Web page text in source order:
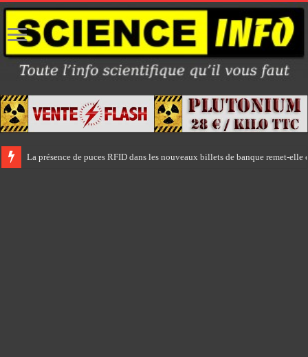
La présence de puces RFID dans les nouveaux billets de banque remet-